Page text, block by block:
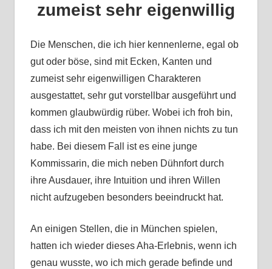
zumeist sehr eigenwillig
Die Menschen, die ich hier kennenlerne, egal ob
gut oder böse, sind mit Ecken, Kanten und
zumeist sehr eigenwilligen Charakteren
ausgestattet, sehr gut vorstellbar ausgeführt und
kommen glaubwürdig rüber. Wobei ich froh bin,
dass ich mit den meisten von ihnen nichts zu tun
habe. Bei diesem Fall ist es eine junge
Kommissarin, die mich neben Dühnfort durch
ihre Ausdauer, ihre Intuition und ihren Willen
nicht aufzugeben besonders beeindruckt hat.
An einigen Stellen, die in München spielen,
hatten ich wieder dieses Aha-Erlebnis, wenn ich
genau wusste, wo ich mich gerade befinde und